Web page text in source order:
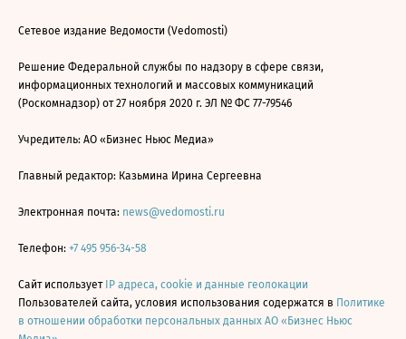
Сетевое издание Ведомости (Vedomosti)
Решение Федеральной службы по надзору в сфере связи,
информационных технологий и массовых коммуникаций
(Роскомнадзор) от 27 ноября 2020 г. ЭЛ № ФС 77-79546
Учредитель: АО «Бизнес Ньюс Медиа»
Главный редактор: Казьмина Ирина Сергеевна
Электронная почта: news@vedomosti.ru
Телефон: +7 495 956-34-58
Сайт использует IP адреса, cookie и данные геолокации
Пользователей сайта, условия использования содержатся в Политике
в отношении обработки персональных данных АО «Бизнес Ньюс